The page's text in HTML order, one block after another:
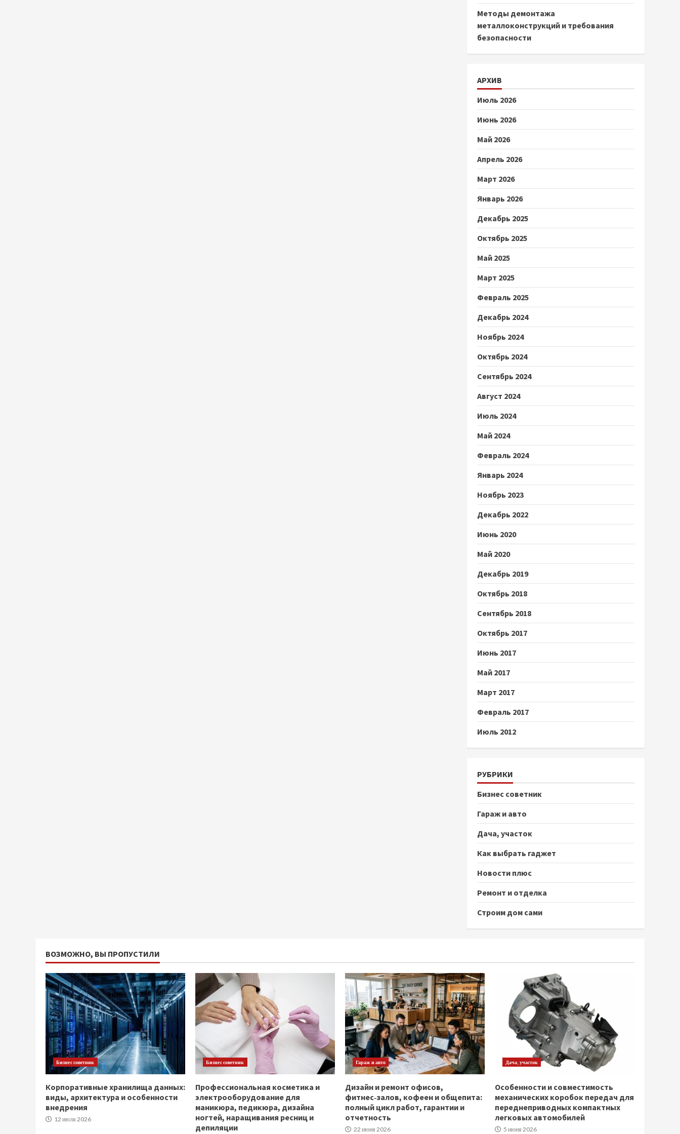
Методы демонтажа
металлоконструкций и требования
безопасности
АРХИВ
Июль 2026
Июнь 2026
Май 2026
Апрель 2026
Март 2026
Январь 2026
Декабрь 2025
Октябрь 2025
Май 2025
Март 2025
Февраль 2025
Декабрь 2024
Ноябрь 2024
Октябрь 2024
Сентябрь 2024
Август 2024
Июль 2024
Май 2024
Февраль 2024
Январь 2024
Ноябрь 2023
Декабрь 2022
Июнь 2020
Май 2020
Декабрь 2019
Октябрь 2018
Сентябрь 2018
Октябрь 2017
Июнь 2017
Май 2017
Март 2017
Февраль 2017
Июль 2012
РУБРИКИ
Бизнес советник
Гараж и авто
Дача, участок
Как выбрать гаджет
Новости плюс
Ремонт и отделка
Строим дом сами
ВОЗМОЖНО, ВЫ ПРОПУСТИЛИ
Бизнес советник
Корпоративные хранилища данных:
виды, архитектура и особенности
внедрения
12 июля 2026
Бизнес советник
Профессиональная косметика и
электрооборудование для
маникюра, педикюра, дизайна
ногтей, наращивания ресниц и
депиляции
Гараж и авто
Дизайн и ремонт офисов,
фитнес‑залов, кофеен и общепита:
полный цикл работ, гарантии и
отчетность
22 июня 2026
Дача, участок
Особенности и совместимость
механических коробок передач для
переднеприводных компактных
легковых автомобилей
5 июня 2026